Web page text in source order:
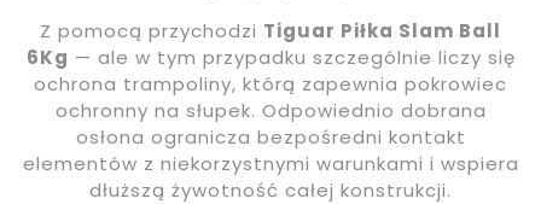
Z pomocą przychodzi Tiguar Piłka Slam Ball
6Kg — ale w tym przypadku szczególnie liczy się
ochrona trampoliny, którą zapewnia pokrowiec
ochronny na słupek. Odpowiednio dobrana
osłona ogranicza bezpośredni kontakt
elementów z niekorzystnymi warunkami i wspiera
dłuższą żywotność całej konstrukcji.